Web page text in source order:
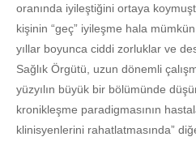
oranında iyileştiğini ortaya
kişinin “geç” iyileşme hala
yıllar boyunca ciddi zorluklar ve
Sağlık Örgütü, uzun dönemli
yüzyılın büyük bir bölümünde
kronikleşme paradigmasının
klinisyenlerini rahatlatmasında”